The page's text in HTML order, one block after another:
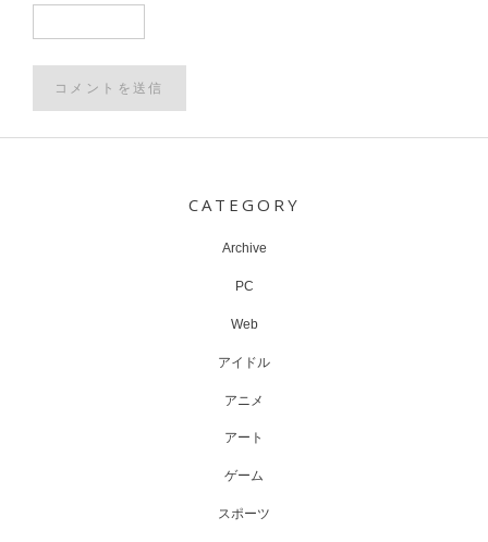
CATEGORY
Archive
PC
Web
アイドル
アニメ
アート
ゲーム
スポーツ